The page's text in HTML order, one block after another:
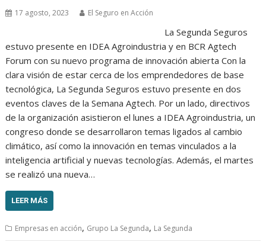
17 agosto, 2023 El Seguro en Acción
La Segunda Seguros
estuvo presente en IDEA Agroindustria y en BCR Agtech
Forum con su nuevo programa de innovación abierta Con la
clara visión de estar cerca de los emprendedores de base
tecnológica, La Segunda Seguros estuvo presente en dos
eventos claves de la Semana Agtech. Por un lado, directivos
de la organización asistieron el lunes a IDEA Agroindustria, un
congreso donde se desarrollaron temas ligados al cambio
climático, así como la innovación en temas vinculados a la
inteligencia artificial y nuevas tecnologías. Además, el martes
se realizó una nueva…
LEER MÁS
Empresas en acción, Grupo La Segunda, La Segunda